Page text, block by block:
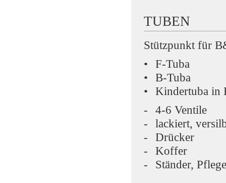
TUBEN
Stützpunkt für
F-Tuba
B-Tuba
Kindertuba in
4-6 Ventile
lackiert,
Drücker
Koffer
Ständer,